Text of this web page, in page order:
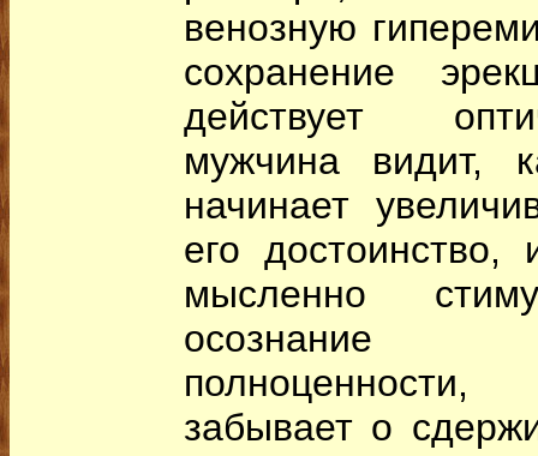
венозную
сохранение
действует
мужчина видит,
начинает
его достоинство,
мысленно
осознание
забывает о